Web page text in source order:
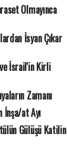
Olmayınca
İsyan Çıkar
İsrail'in Kirli
Zamanı
İnşa/at Ayı
Gülüşü Katilin